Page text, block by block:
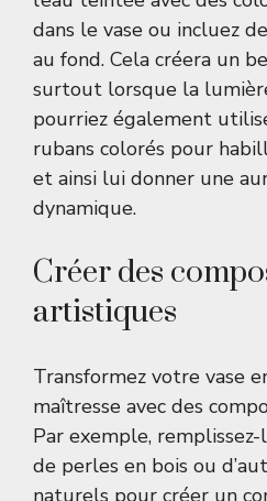
dans le vase ou incluez
au fond. Cela créera un
surtout lorsque la
pourriez également
rubans colorés pour
et ainsi lui donner une
dynamique.
Créer des
artistiques
Transformez votre vase
maîtresse avec des
Par exemple,
de perles en bois ou